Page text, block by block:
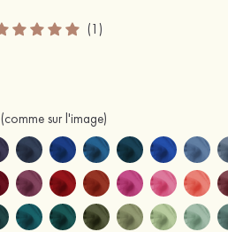
(1)
(comme sur l'image)